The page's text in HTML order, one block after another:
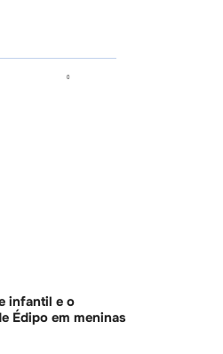
0
infantil e o
Édipo em meninas